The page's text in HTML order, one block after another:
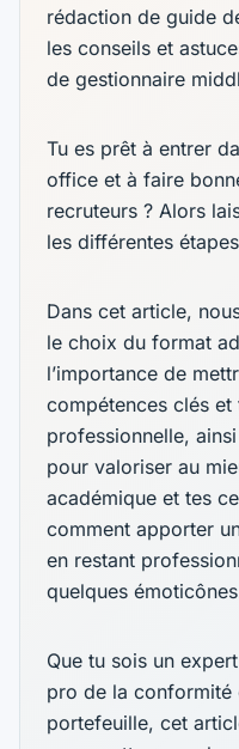
rédaction de guide
les conseils et
de gestionnaire
Tu es prêt à entrer
office et à faire
recruteurs ? Alors
les différentes
Dans cet article,
le choix du format
l’importance de
compétences clés
professionnelle,
pour valoriser au
académique et tes
comment apporter
en restant
quelques
Que tu sois un
pro de la conformité
portefeuille, cet